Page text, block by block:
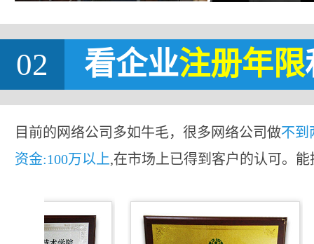
02 看企业注册年限
目前的网络公司多如牛毛，很多网络公司做不到
资金:100万以上,在市场上已得到客户的认可。